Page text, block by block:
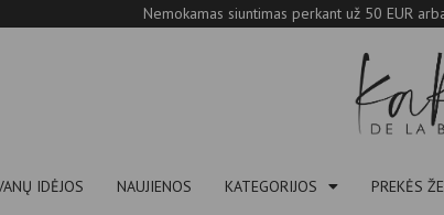
Nemokamas siuntimas perkant už 50 EUR
IDĖJOS NAUJIENOS KATEGORIJOS PREKĖS